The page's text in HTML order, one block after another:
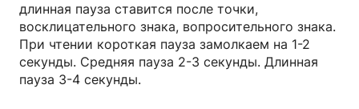
длинная пауза ставится после точки,
восклицательного знака, вопросительного знака.
При чтении короткая пауза замолкаем на 1-2
секунды. Средняя пауза 2-3 секунды. Длинная
пауза 3-4 секунды.